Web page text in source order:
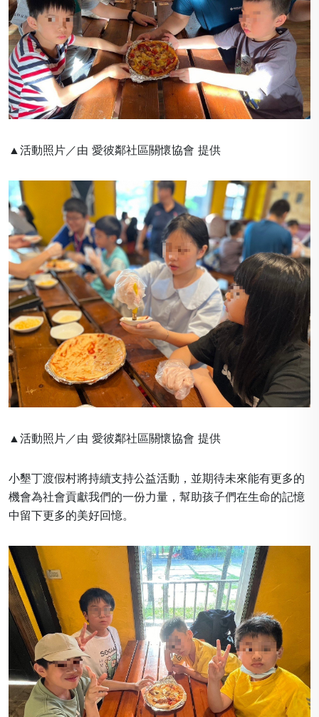
▲活動照片／由 愛彼鄰社區關懷協會 提供
▲活動照片／由 愛彼鄰社區關懷協會 提供
小墾丁渡假村將持續支持公益活動，並期待未來能有更多的
機會為社會貢獻我們的一份力量，幫助孩子們在生命的記憶
中留下更多的美好回憶。